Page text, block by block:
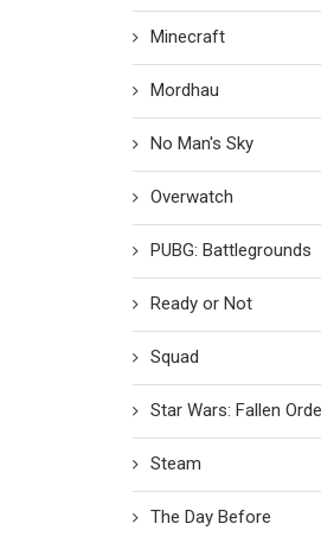
Minecraft
Mordhau
No Man's Sky
Overwatch
PUBG: Battlegrounds
Ready or Not
Squad
Star Wars: Fallen
Steam
The Day Before